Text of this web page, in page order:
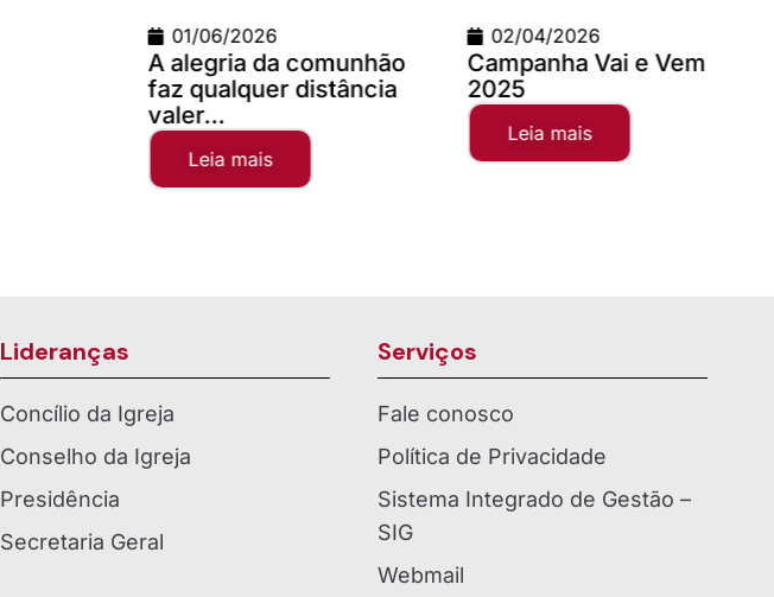
01/06/2026
A alegria da comunhão
faz qualquer distância
valer...
Leia mais
02/04/2026
Campanha Vai e Vem
2025
Leia mais
Lideranças
Concílio da Igreja
Conselho da Igreja
Presidência
Secretaria Geral
Serviços
Fale conosco
Política de Privacidade
Sistema Integrado de Gestão –
SIG
Webmail